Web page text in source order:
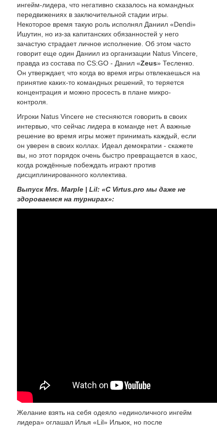
ингейм-лидера, что негативно сказалось на командных
передвижениях в заключительной стадии игры.
Некоторое время такую роль исполнял Даниил «Dendi»
Ишутин, но из-за капитанских обязанностей у него
зачастую страдает личное исполнение. Об этом часто
говорит еще один Даниил из организации Natus Vincere,
правда из состава по CS:GO - Данил «Zeus» Тесленко.
Он утверждает, что когда во время игры отвлекаешься на
принятие каких-то командных решений, то теряется
концентрация и можно просесть в плане микро-
контроля.
Игроки Natus Vincere не стесняются говорить в своих
интервью, что сейчас лидера в команде нет. А важные
решение во время игры может принимать каждый, если
он уверен в своих коллах. Идеал демократии - скажете
вы, но этот порядок очень быстро превращается в хаос,
когда рождённые побеждать играют против
дисциплинированного коллектива.
Выпуск Mrs. Marple | Lil: «С Virtus.pro мы даже не
здороваемся на турнирах»:
Желание взять на себя одеяло «единоличного ингейм
лидера» оглашал Илья «Lil» Ильюк, но после